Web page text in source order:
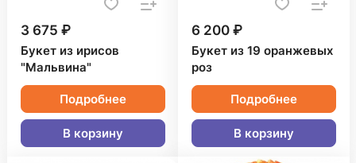
3 675 ₽
Букет из ирисов
"Мальвина"
Подробнее
В корзину
6 200 ₽
Букет из 19 оранжевых
роз
Подробнее
В корзину